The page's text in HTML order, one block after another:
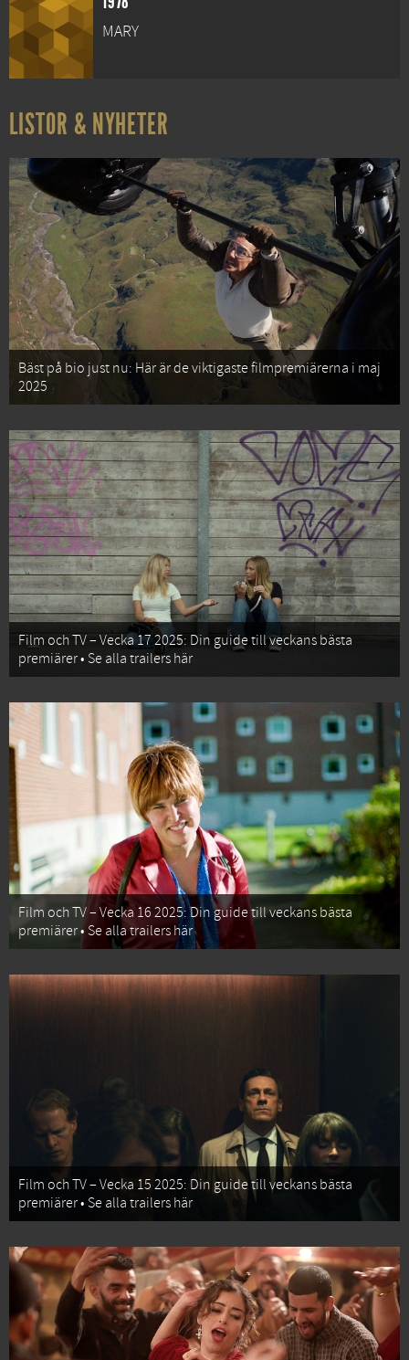
MARY
LISTOR & NYHETER
Bäst på bio just nu: Här är de viktigaste filmpremiärerna i maj
2025
Film och TV – Vecka 17 2025: Din guide till veckans bästa
premiärer • Se alla trailers här
Film och TV – Vecka 16 2025: Din guide till veckans bästa
premiärer • Se alla trailers här
Film och TV – Vecka 15 2025: Din guide till veckans bästa
premiärer • Se alla trailers här